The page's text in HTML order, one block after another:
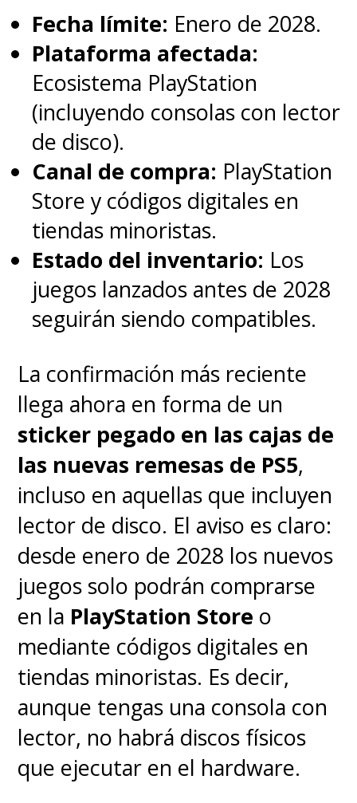
Fecha límite: Enero de 2028.
Plataforma afectada:
Ecosistema PlayStation
(incluyendo consolas con lector
de disco).
Canal de compra: PlayStation
Store y códigos digitales en
tiendas minoristas.
Estado del inventario: Los
juegos lanzados antes de 2028
seguirán siendo compatibles.
La confirmación más reciente
llega ahora en forma de un
sticker pegado en las cajas de
las nuevas remesas de PS5,
incluso en aquellas que incluyen
lector de disco. El aviso es claro:
desde enero de 2028 los nuevos
juegos solo podrán comprarse
en la PlayStation Store o
mediante códigos digitales en
tiendas minoristas. Es decir,
aunque tengas una consola con
lector, no habrá discos físicos
que ejecutar en el hardware.